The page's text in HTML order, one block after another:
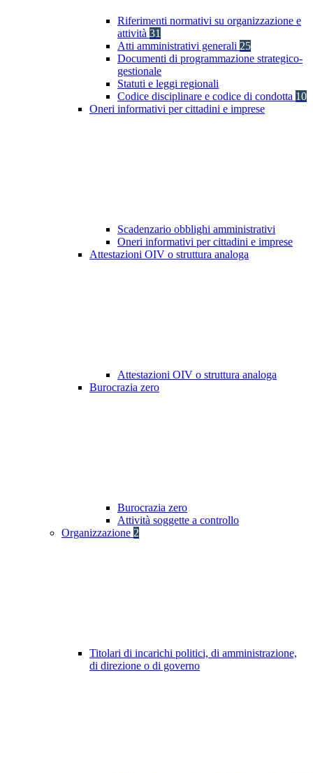
Riferimenti normativi su organizzazione e
attività 31
Atti amministrativi generali 25
Documenti di programmazione strategico-
gestionale
Statuti e leggi regionali
Codice disciplinare e codice di condotta 10
Oneri informativi per cittadini e imprese
Scadenzario obblighi amministrativi
Oneri informativi per cittadini e imprese
Attestazioni OIV o struttura analoga
Attestazioni OIV o struttura analoga
Burocrazia zero
Burocrazia zero
Attività soggette a controllo
Organizzazione 2
Titolari di incarichi politici, di amministrazione,
di direzione o di governo